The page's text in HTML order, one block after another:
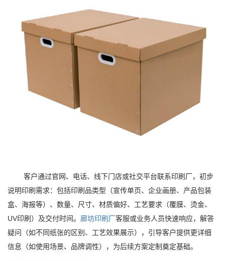
客户通过官网、电话、线下门店或社交平台联系印刷厂，初步
说明印刷需求：包括印刷品类型（宣传单页、企业画册、产品包装
盒、海报等）、数量、尺寸、材质偏好、工艺要求（覆膜、烫金、
UV印刷）及交付时间。 廊坊印刷厂客服或业务人员快速响应，解答
疑问（如不同纸张的区别、工艺效果展示），引导客户提供更详细
信息（如使用场景、品牌调性），为后续方案定制奠定基础。